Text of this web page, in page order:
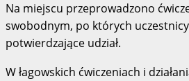
Na miejscu przeprowadzono
swobodnym, po których
potwierdzające udział.
W łagowskich ćwiczeniach i